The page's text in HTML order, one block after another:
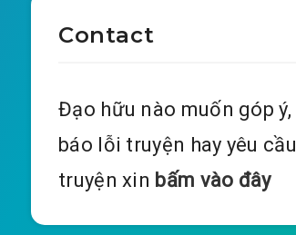
Contact
Đạo hữu nào muốn góp ý,
báo lỗi truyện hay yêu cầu
truyện xin bấm vào đây